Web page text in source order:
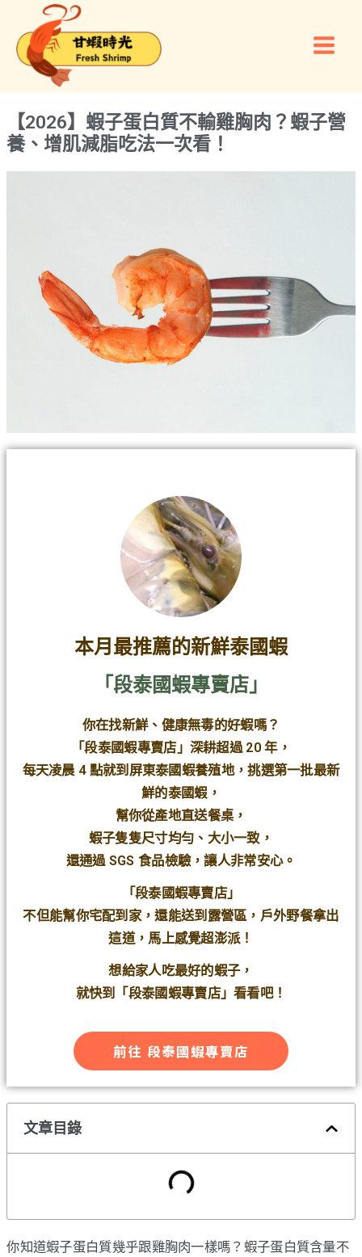
內
Menu
【2026】蝦子蛋白質不輸雞胸肉？蝦子營
養、增肌減脂吃法一次看！
本月最推薦的新鮮泰國蝦
「段泰國蝦專賣店」
你在找新鮮、健康無毒的好蝦嗎？
「段泰國蝦專賣店」深耕超過 20 年，
每天凌晨 4 點就到屏東泰國蝦養殖地，挑選第一批最新
鮮的泰國蝦，
幫你從產地直送餐桌，
蝦子隻隻尺寸均勻、大小一致，
還通過 SGS 食品檢驗，讓人非常安心。
「段泰國蝦專賣店」
不但能幫你宅配到家，還能送到露營區，戶外野餐拿出
這道，馬上感覺超澎派！
想給家人吃最好的蝦子，
就快到「段泰國蝦專賣店」看看吧！
前往 段泰國蝦專賣店
文章目錄
你知道蝦子蛋白質幾乎跟雞胸肉一樣嗎？蝦子蛋白質含量不